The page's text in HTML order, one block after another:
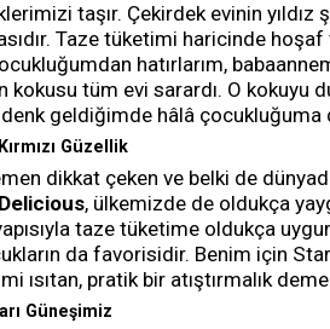
taşır. Çekirdek evinin yıldız
Taze tüketimi haricinde
hatırlarım,
kokusu tüm evi sarardı. O kokuyu
geldiğimde hâlâ çocukluğuma
Güzellik
dikkat çeken ve belki de
, ülkemizde de oldukça
taze tüketime oldukça
da favorisidir. Benim için
ısıtan, pratik bir atıştırmalık
Güneşimiz